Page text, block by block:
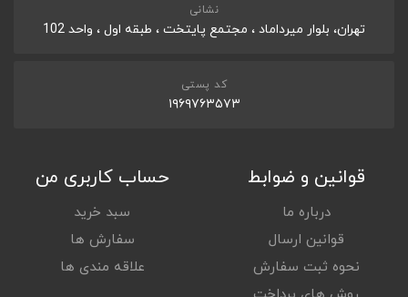
نشانی
تهران، بلوار میرداماد ، مجتمع پایتخت ، طبقه اول ، واحد 102
کد پستی
۱۹۶۹۷۶۳۵۷۳
قوانین و ضوابط
درباره ما
قوانین ارسال
نحوه ثبت سفارش
حساب کاربری من
سبد خرید
سفارش ها
علاقه مندی ها